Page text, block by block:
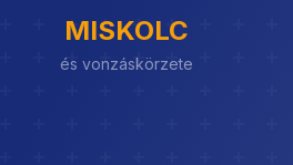
MISKOLC
és vonzáskörzete